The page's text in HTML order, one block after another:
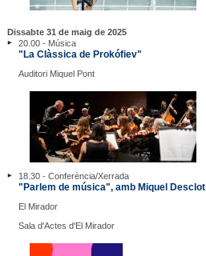
Dissabte 31 de maig de 2025
20.00 - Música
"La Clàssica de Prokófiev"
Auditori Miquel Pont
18.30 - Conferència/Xerrada
"Parlem de música", amb Miquel Desclot
El Mirador
Sala d'Actes d'El Mirador